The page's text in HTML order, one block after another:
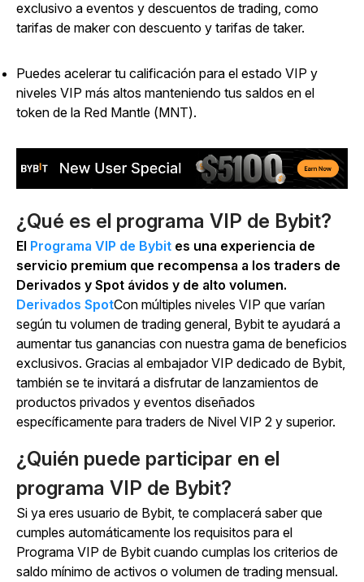
exclusivo a eventos y descuentos de trading, como
tarifas de maker con descuento y tarifas de taker.
Puedes acelerar tu calificación para el estado VIP y
niveles VIP más altos manteniendo tus saldos en el
token de la Red Mantle (MNT).
¿Qué es el programa VIP de Bybit?
El Programa VIP de Bybit es una experiencia de
servicio premium que recompensa a los traders de
Derivados y Spot ávidos y de alto volumen.
Derivados SpotCon múltiples niveles VIP que varían
según tu volumen de trading general, Bybit te ayudará a
aumentar tus ganancias con nuestra gama de beneficios
exclusivos. Gracias al embajador VIP dedicado de Bybit,
también se te invitará a disfrutar de lanzamientos de
productos privados y eventos diseñados
específicamente para traders de Nivel VIP 2 y superior.
¿Quién puede participar en el
programa VIP de Bybit?
Si ya eres usuario de Bybit, te complacerá saber que
cumples automáticamente los requisitos para el
Programa VIP de Bybit cuando cumplas los criterios de
saldo mínimo de activos o volumen de trading mensual.